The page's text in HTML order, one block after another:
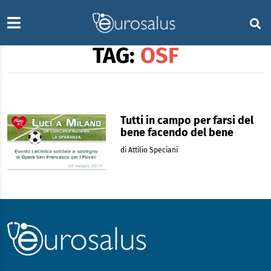
TAG: OSF
Tutti in campo per farsi del
bene facendo del bene
di Attilio Speciani